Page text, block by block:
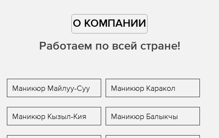
О КОМПАНИИ
Работаем по всей стране!
Маникюр Майлуу-Суу Маникюр Каракол
Маникюр Кызыл-Кия Маникюр Балыкчы